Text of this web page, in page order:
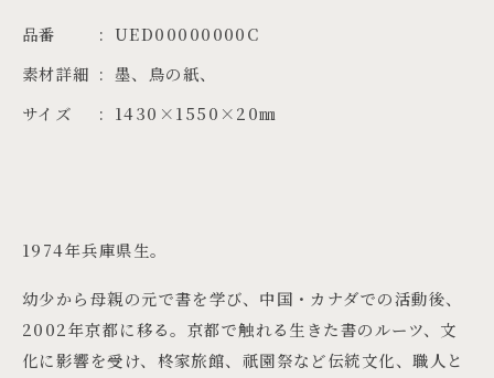
品番
UED00000000C
素材詳細
墨、鳥の紙、
サイズ
1430×1550×20㎜
1974年兵庫県生。
幼少から母親の元で書を学び、中国・カナダでの活動後、
2002年京都に移る。京都で触れる生きた書のルーツ、文
化に影響を受け、柊家旅館、祇園祭など伝統文化、職人と